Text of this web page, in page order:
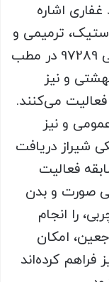
اشاره
ترمیمی و
سوختگی هستند و با کد نظام پزشکی 97289 در مطب
و نیز
می‌کنند.
و نیز
شیراز دریافت
بیش از 10 سال سابقه فعالیت
صورت و بدن
را انجام
امکان
فراهم کرده‌اند